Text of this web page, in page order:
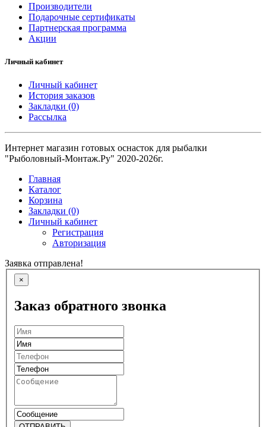
Производители
Подарочные сертификаты
Партнерская программа
Акции
Личный кабинет
Личный кабинет
История заказов
Закладки (0)
Рассылка
Интернет магазин готовых оснасток для рыбалки
"Рыболовный-Монтаж.Ру" 2020-2026г.
Главная
Каталог
Корзина
Закладки (0)
Личный кабинет
Регистрация
Авторизация
Заявка отправлена!
×
Заказ обратного звонка